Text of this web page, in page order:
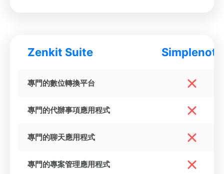
Zenkit Suite Simplenote
專門的數位轉換平台
專門的代辦事項應用程式
專門的聊天應用程式
專門的專案管理應用程式